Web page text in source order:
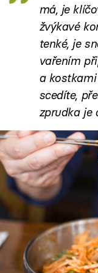
má, je
žvýkavé
tenké, je
vařením
a kostkami
scedíte,
zprudka je